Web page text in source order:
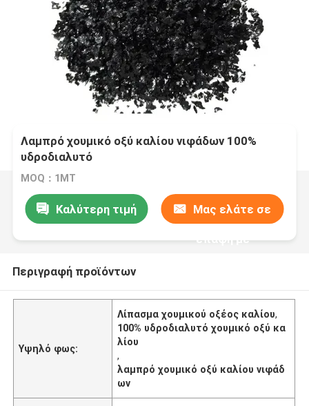
Λαμπρό χουμικό οξύ καλίου νιφάδων 100%
υδροδιαλυτό
MOQ：1MT
Καλύτερη τιμή Μας ελάτε σε
επαφή με
Περιγραφή προϊόντων
Υψηλό φως:
Λίπασμα χουμικού οξέος καλίου,
100% υδροδιαλυτό χουμικό οξύ κα
λίου
,
λαμπρό χουμικό οξύ καλίου νιφάδ
ων